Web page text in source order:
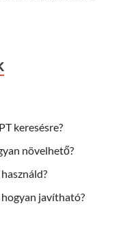
keresésre?
növelhető?
javítható?